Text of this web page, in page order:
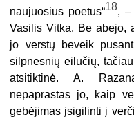
naujuosius poetus“18, –
Vasilis Vitka. Be abejo,
jo verstų beveik
silpnesnių eilučių,
atsitiktinė. A.
nepaprastas jo, kaip
gebėjimas įsigilinti į